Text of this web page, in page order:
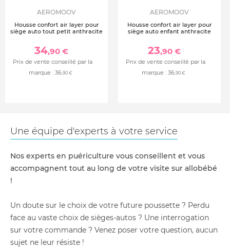
AEROMOOV
Housse confort air layer pour
siège auto tout petit anthracite
34,90 €
Prix de vente conseillé par la
marque : 36,90 €
AEROMOOV
Housse confort air layer pour
siège auto enfant anthracite
23,90 €
Prix de vente conseillé par la
marque : 36,90 €
Une équipe d'experts à votre service
Nos experts en puériculture vous conseillent et vous
accompagnent tout au long de votre visite sur allobébé
!
Un doute sur le choix de votre future poussette ? Perdu
face au vaste choix de sièges-autos ? Une interrogation
sur votre commande ? Venez poser votre question, aucun
sujet ne leur résiste !